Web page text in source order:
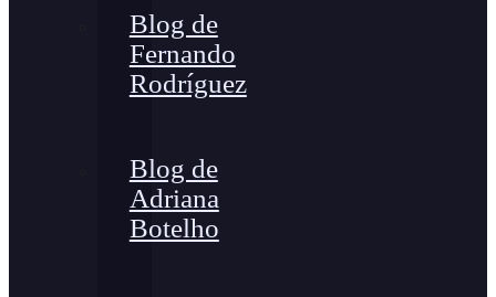
Blog de
Fernando
Rodríguez
Blog de
Adriana
Botelho